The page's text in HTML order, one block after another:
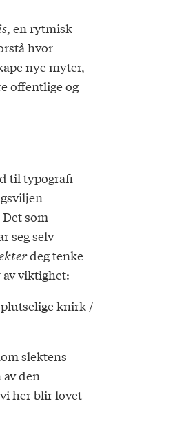
, en rytmisk
hvor
nye myter,
offentlige og
til typografi
som
seg selv
deg tenke
viktighet:
knirk /
slektens
den
her blir lovet